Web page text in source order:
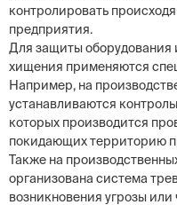
контролировать
предприятия.
Для защиты оборудования
хищения применяются
Например, на
устанавливаются
которых производится
покидающих территорию
Также на
организована система
возникновения угрозы